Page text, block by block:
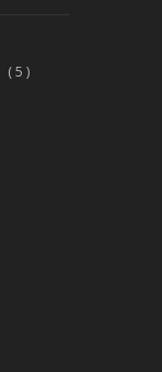
5